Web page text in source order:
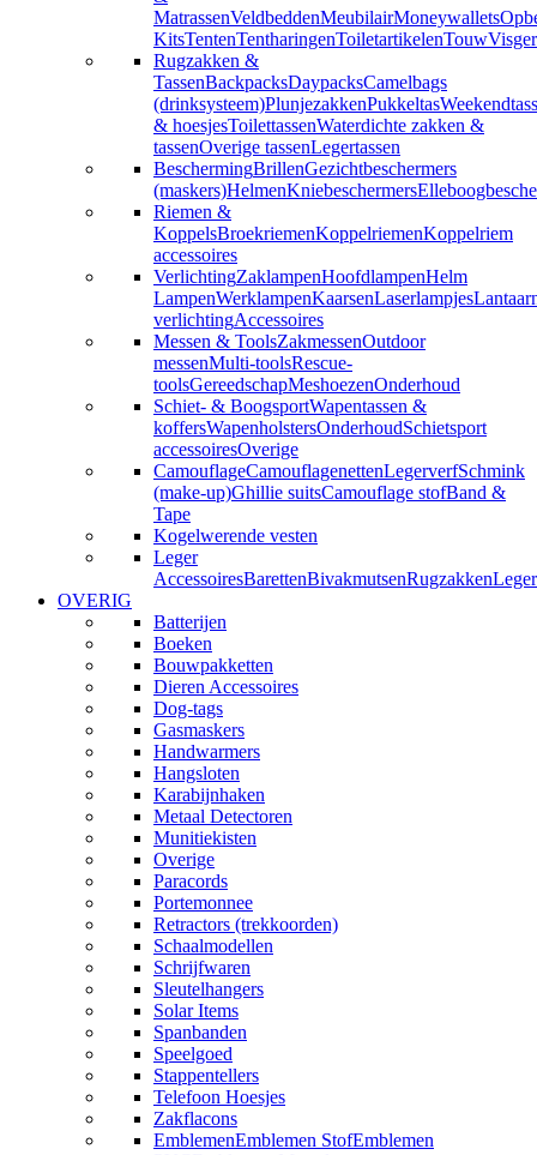
MatrassenVeldbeddenMeubilairMoneywallets
KitsTentenTentharingenToiletartikelenTouw
Rugzakken &
TassenBackpacksDaypacksCamelbags
(drinksysteem)PlunjezakkenPukkeltas
& hoesjesToilettassenWaterdichte zakken &
tassenOverige tassenLegertassen
BeschermingBrillenGezichtbeschermers
(maskers)HelmenKniebeschermers
Riemen &
KoppelsBroekriemenKoppelriemenKoppelriem
accessoires
VerlichtingZaklampenHoofdlampenHelm
LampenWerklampenKaarsenLaserlampjes
verlichtingAccessoires
Messen & ToolsZakmessenOutdoor
messenMulti-toolsRescue-
toolsGereedschapMeshoezenOnderhoud
Schiet- & BoogsportWapentassen &
koffersWapenholstersOnderhoudSchietsport
accessoiresOverige
CamouflageCamouflagenettenLegerverfSchmink
(make-up)Ghillie suitsCamouflage stofBand &
Tape
Kogelwerende vesten
Leger
AccessoiresBarettenBivakmutsenRugzakken
OVERIG
Batterijen
Boeken
Bouwpakketten
Dieren Accessoires
Dog-tags
Gasmaskers
Handwarmers
Hangsloten
Karabijnhaken
Metaal Detectoren
Munitiekisten
Overige
Paracords
Portemonnee
Retractors (trekkoorden)
Schaalmodellen
Schrijfwaren
Sleutelhangers
Solar Items
Spanbanden
Speelgoed
Stappentellers
Telefoon Hoesjes
Zakflacons
EmblemenEmblemen StofEmblemen